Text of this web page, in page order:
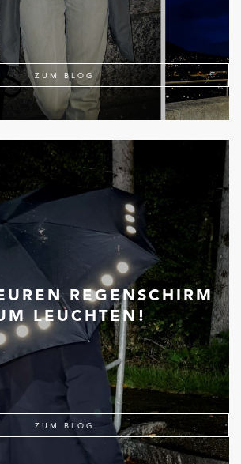
ZUM BLOG
REGENSCHIRM
LEUCHTEN!
ZUM BLOG